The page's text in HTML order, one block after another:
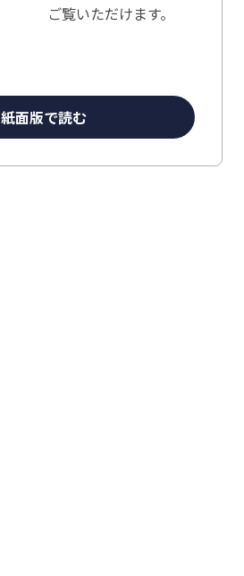
ご覧いただけます。
紙面版で読む